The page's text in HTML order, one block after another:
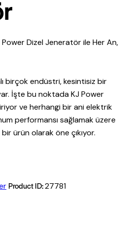
Power Dizel Jeneratör ile Her An,
birçok endüstri, kesintisiz bir
İşte bu noktada KJ Power
ve herhangi bir ani elektrik
performansı sağlamak üzere
ürün olarak öne çıkıyor.
Product ID:27781